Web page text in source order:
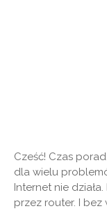
Cześć! Czas
dla wielu
Internet nie
przez router. I bez